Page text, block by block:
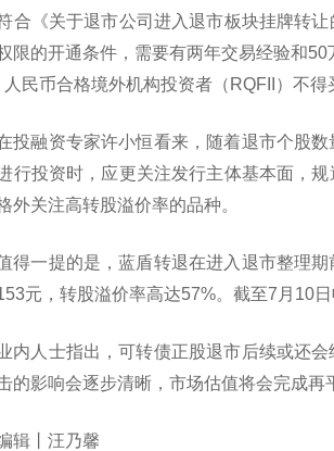
合《关于退市公司进入退市板块挂牌转
限的开通条件，需要有两年交易经验和
人民币合格境外机构投资者（RQFII）不得
投融资专家许小恒看来，随着退市个股
行投资时，应更关注发行主体基本面，
外关注高转股溢价率的品种。
得一提的是，蓝盾转退在进入退市整理
元，转股溢价率高达57%。截至7月10
内人士指出，可转债正股退市后续或还
的影响会逐步清晰，市场估值将会完成再
辑丨汪乃馨